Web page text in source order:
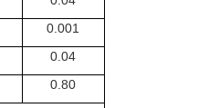
0.001
0.04
0.80